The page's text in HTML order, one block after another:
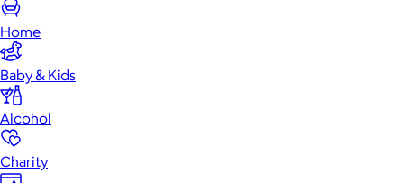
Home
Baby & Kids
Alcohol
Charity